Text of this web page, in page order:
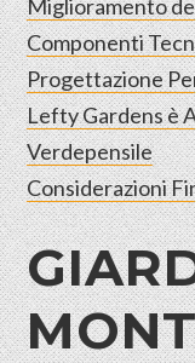
Miglioramento
Componenti
Progettazione
Lefty Gardens è
Verdepensile
Considerazioni